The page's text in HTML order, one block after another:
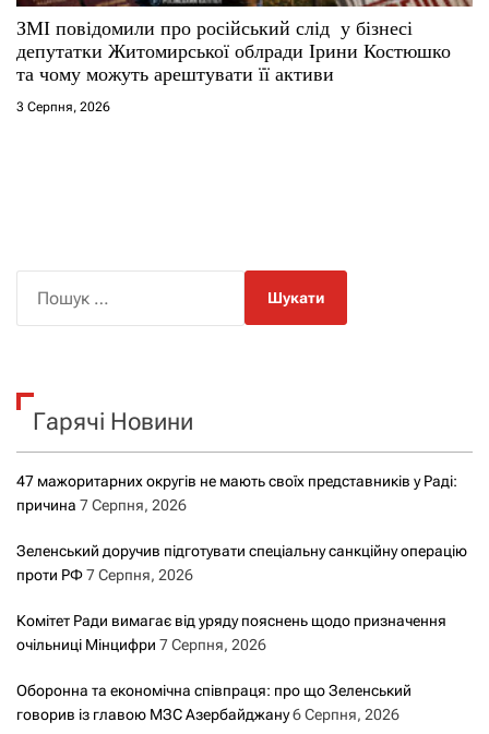
ЗМІ повідомили про російський слід у бізнесі
депутатки Житомирської облради Ірини Костюшко
та чому можуть арештувати її активи
3 Серпня, 2026
к
Гарячі Новини
47 мажоритарних округів не мають своїх представників у Раді:
причина 7 Серпня, 2026
Зеленський доручив підготувати спеціальну санкційну операцію
проти РФ7 Серпня, 2026
Комітет Ради вимагає від уряду пояснень щодо призначення
очільниці Мінцифри 7 Серпня, 2026
Оборонна та економічна співпраця: про що Зеленський
говорив із главою МЗС Азербайджану6 Серпня, 2026